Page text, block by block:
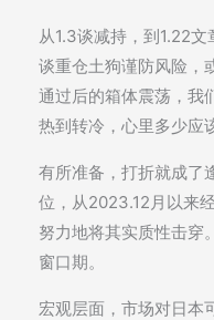
从1.3谈减持，到1.22
谈重仓土狗谨防风险，
通过后的箱体震荡，我
热到转冷，心里多少应
有所准备，打折就成了
位，从2023.12月以来
努力地将其实质性击穿
窗口期。
宏观层面，市场对日本